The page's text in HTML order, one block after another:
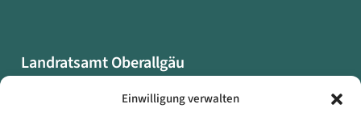
Einwilligung verwalten
Landratsamt Oberallgäu
87527 Sonthofen